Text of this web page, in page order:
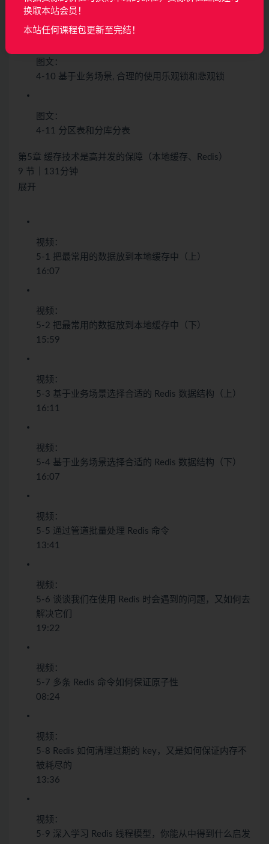
图文：
图文：
4-10 基于业务场景, 合理的使用乐观锁和悲观锁
图文：
4-11 分区表和分库分表
第5章 缓存技术是高并发的保障（本地缓存、Redis）
9 节｜131分钟
展开
视频：
5-1 把最常用的数据放到本地缓存中（上）
16:07
视频：
5-2 把最常用的数据放到本地缓存中（下）
15:59
视频：
5-3 基于业务场景选择合适的 Redis 数据结构（上）
16:11
视频：
5-4 基于业务场景选择合适的 Redis 数据结构（下）
16:07
视频：
5-5 通过管道批量处理 Redis 命令
13:41
视频：
5-6 谈谈我们在使用 Redis 时会遇到的问题，又如何去
解决它们
19:22
视频：
5-7 多条 Redis 命令如何保证原子性
08:24
视频：
5-8 Redis 如何清理过期的 key，又是如何保证内存不
被耗尽的
13:36
视频：
5-9 深入学习 Redis 线程模型，你能从中得到什么启发
换取本站会员！
本站任何课程包更新至完结！